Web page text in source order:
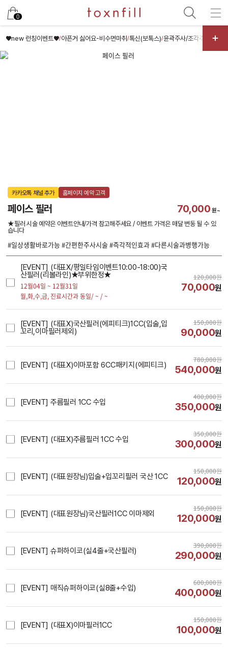
0
♥new 런칭이벤트♥/아픈거 싫어요-비수면마취/톡신(보톡스)/윤곽주사/조각주사/핑크
카카오톡 채널 추가 홈페이지 예약 고객
페이스 필러 70,000 원~
카카
★필러 시술 예약은 이벤트안내/가격 참고해주세요 / 이벤트 가격은 매달 변동 될 수 있
습니다
#일상생활바로가능 #간편한주사시술 #즉각적인효과 #다른시술과병행가능
[EVENT] (대표X/평일타임이벤트10:00-18:00)국
산필러(리볼라인)★부위한정★
12월04일 ~ 12월31일
월,화,수,금, 진료시간과 동일/ ~ / ~
120,000원
70,000원
[EVENT] (대표X)국산필러(에피티크)1CC(입술,입
꼬리,이마필러제외)
150,000원
90,000원
[EVENT] (대표X)이마포함 6CC패키지(에피티크)
780,000원
540,000원
[EVENT] 주름필러 1CC 수입
400,000원
350,000원
[EVENT] (대표X)주름필러 1CC 수입
350,000원
300,000원
[EVENT] (대표원장님)입술+입꼬리필러 국산 1CC
150,000원
120,000원
[EVENT] (대표원장님)국산필러1CC 이마제외
150,000원
120,000원
[EVENT] 슈퍼하이코(실4줄+국산필러)
390,000원
290,000원
[EVENT] 매직슈퍼하이코(실8줄+수입)
600,000원
400,000원
[EVENT] (대표X)이마필러1CC
150,000원
100,000원